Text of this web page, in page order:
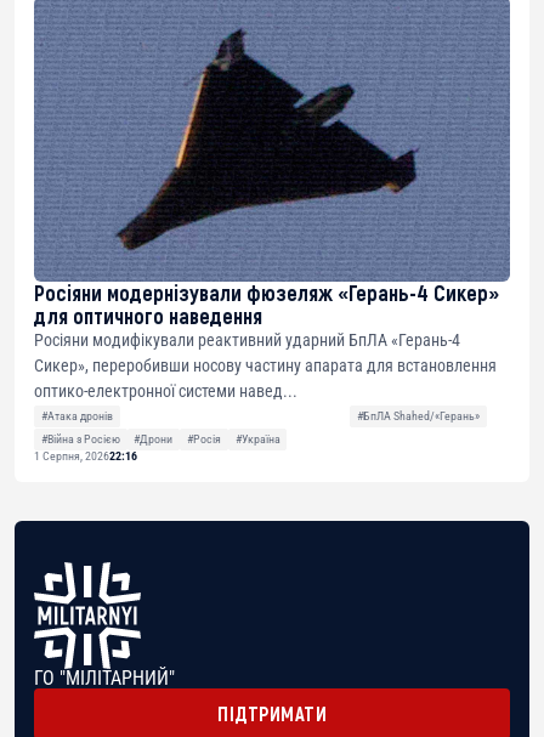
Росіяни модернізували фюзеляж «Герань-4 Сикер»
для оптичного наведення
Росіяни модифікували реактивний ударний БпЛА «Герань-4
Сикер», переробивши носову частину апарата для встановлення
оптико-електронної системи навед...
#Атака дронів
#БпЛА Shahed/«Герань»
#Війна з Росією
#Дрони #Росія
#Україна
1 Серпня, 202622:16
ГО "МІЛІТАРНИЙ"
ПІДТРИМАТИ